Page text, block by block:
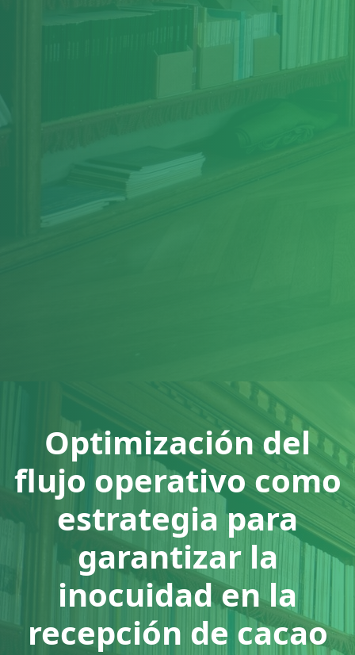
Optimización del
flujo operativo como
estrategia para
garantizar la
inocuidad en la
recepción de cacao